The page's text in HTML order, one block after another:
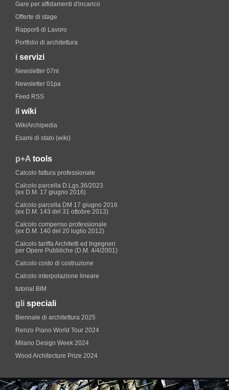
Gare per affidamenti d'incarico
Offerte di stage
Rapporti di Lavoro
Portfolio di architettura
i servizi
Newsletter 07nl
Newsletter 01pa
Feed RSS
il wiki
WikiArchipedia
Esami di stato (wiki)
p+A tools
Calcolo fattura professionale
Calcolo parcella D.Lgs.36/2023
(ex D.M. 17 giugno 2016)
Calcolo parcella DM 17 giugno 2016
(ex D.M. 143 del 31 ottobre 2013)
Calcolo compenso professionale
(ex D.M. 140 del 20 luglio 2012)
Calcolo tariffa Architetti ed Ingegneri
per Opere Pubbliche (D.M. 4/4/2001)
Calcolo costo di costruzione
Calcolo interpolazione lineare
tutorial BIM
gli speciali
Biennale di architettura 2025
Renzo Piano World Tour 2024
Milano Design Week 2024
Wood Architecture Prize 2024